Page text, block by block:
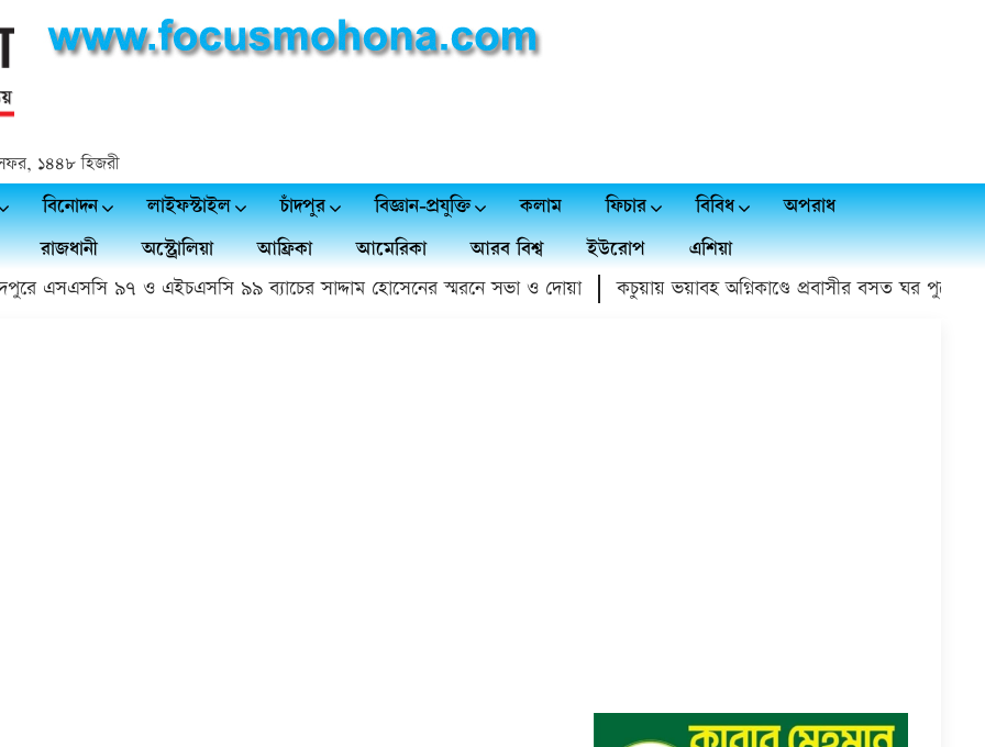
১৪৪৮ হিজরী
বিনোদন লাইফস্টাইল চাঁদপুর বিজ্ঞান-প্রযুক্তি কলাম ফিচার বিবিধ
অপরাধ
রাজধানী অস্ট্রোলিয়া আফ্রিকা আমেরিকা আরব বিশ্ব ইউরোপ
এশিয়া
এসএসসি ৯৭ ও এইচএসসি ৯৯ ব্যাচের সাদ্দাম হোসেনের স্মরনে সভা ও দোয়া কচুয়ায় ভয়াবহ অগ্নিকাণ্ডে প্রবাসীর বসত ঘর পুড়ে ১৫